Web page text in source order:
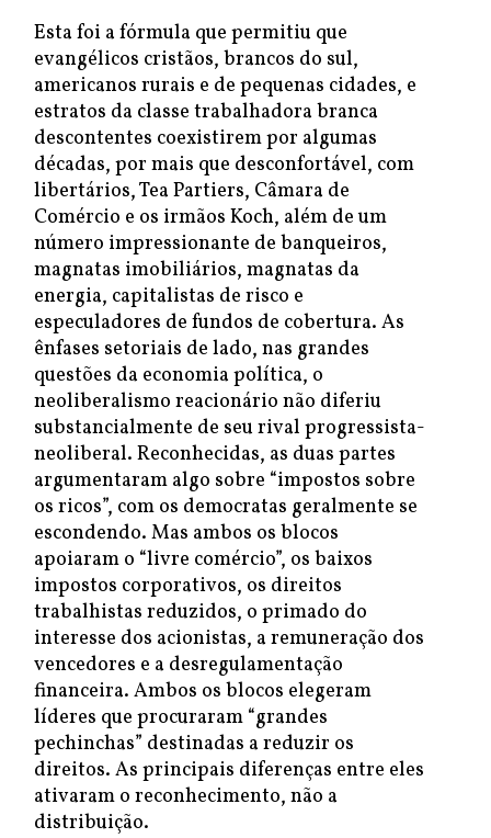
Esta foi a fórmula que permitiu que
evangélicos cristãos, brancos do sul,
americanos rurais e de pequenas cidades, e
estratos da classe trabalhadora branca
descontentes coexistirem por algumas
décadas, por mais que desconfortável, com
libertários, Tea Partiers, Câmara de
Comércio e os irmãos Koch, além de um
número impressionante de banqueiros,
magnatas imobiliários, magnatas da
energia, capitalistas de risco e
especuladores de fundos de cobertura. As
ênfases setoriais de lado, nas grandes
questões da economia política, o
neoliberalismo reacionário não diferiu
substancialmente de seu rival progressista-
neoliberal. Reconhecidas, as duas partes
argumentaram algo sobre “impostos sobre
os ricos”, com os democratas geralmente se
escondendo. Mas ambos os blocos
apoiaram o “livre comércio”, os baixos
impostos corporativos, os direitos
trabalhistas reduzidos, o primado do
interesse dos acionistas, a remuneração dos
vencedores e a desregulamentação
financeira. Ambos os blocos elegeram
líderes que procuraram “grandes
pechinchas” destinadas a reduzir os
direitos. As principais diferenças entre eles
ativaram o reconhecimento, não a
distribuição.